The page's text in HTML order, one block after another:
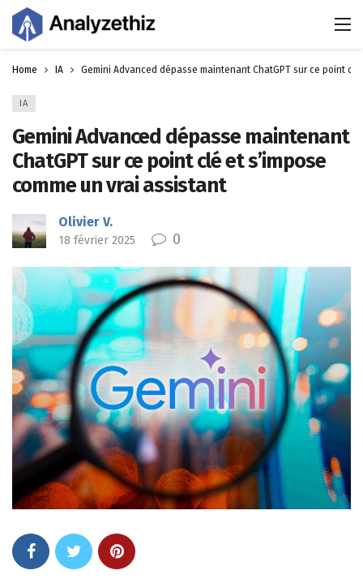
Home IA Gemini Advanced dépasse maintenant ChatGPT sur ce point
IA
Gemini Advanced dépasse maintenant
ChatGPT sur ce point clé et s’impose
comme un vrai assistant
Olivier V.
18 février 2025 0